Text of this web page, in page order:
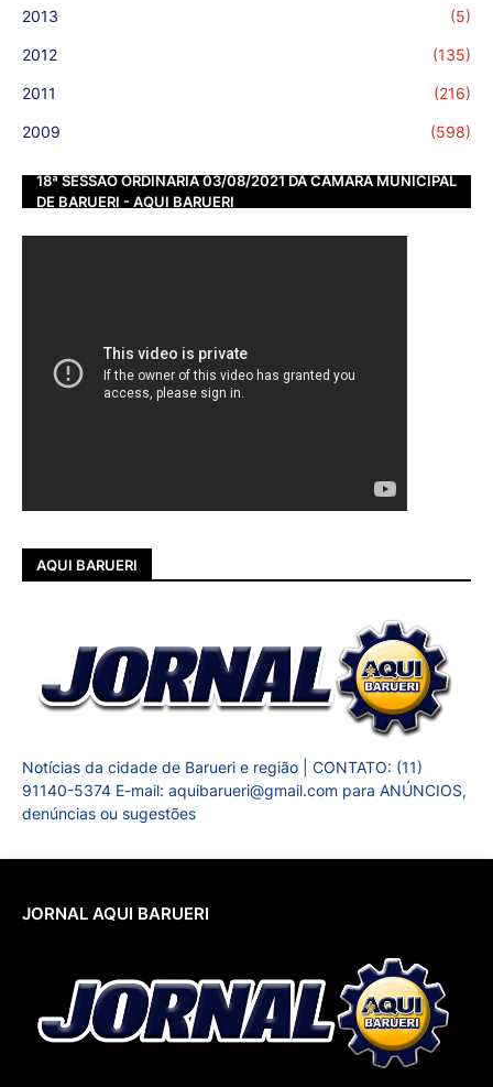
2013 (5)
2012 (135)
2011 (216)
2009 (598)
18ª SESSÃO ORDINÁRIA 03/08/2021 DA CÂMARA MUNICIPAL
DE BARUERI - AQUI BARUERI
AQUI BARUERI
Notícias da cidade de Barueri e região | CONTATO: (11)
91140-5374 E-mail: aquibarueri@gmail.com para ANÚNCIOS,
denúncias ou sugestões
JORNAL AQUI BARUERI